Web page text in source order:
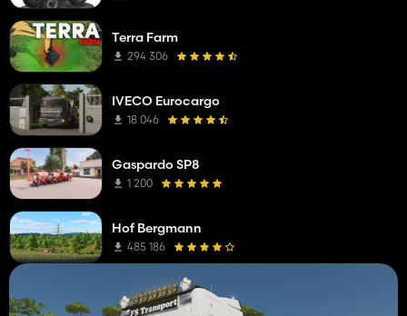
Terra Farm
294 306
IVECO Eurocargo
18 046
Gaspardo SP8
1 200
Hof Bergmann
485 186